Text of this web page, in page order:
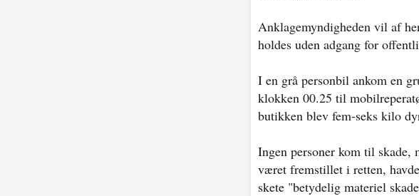
Anklagemyndigheden vil af
holdes uden adgang for
I en grå personbil ankom en
klokken 00.25 til
butikken blev fem-seks kilo
Ingen personer kom til skade,
været fremstillet i retten,
skete "betydelig materiel